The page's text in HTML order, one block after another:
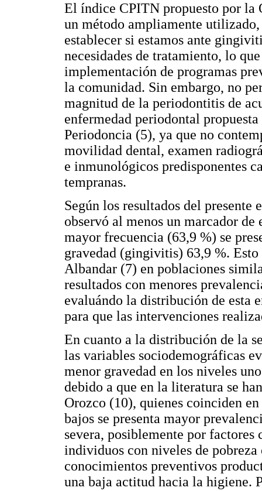
El índice CPITN propuesto por la
un método ampliamente
establecer si estamos ante
necesidades de tratamiento, lo
implementación de programas
la comunidad. Sin embargo, no
magnitud de la periodontitis de
enfermedad periodontal
Periodoncia (5), ya que no
movilidad dental, examen
e inmunológicos predisponentes
tempranas.
Según los resultados del
observó al menos un marcador
mayor frecuencia (63,9 %) se
gravedad (gingivitis) 63,9 %.
Albandar (7) en poblaciones
resultados con menores
evaluándo la distribución de esta
para que las intervenciones
En cuanto a la distribución de la
las variables sociodemográficas
menor gravedad en los niveles
debido a que en la literatura se
Orozco (10), quienes coinciden
bajos se presenta mayor
severa, posiblemente por
individuos con niveles de pobreza
conocimientos preventivos
una baja actitud hacia la higiene.